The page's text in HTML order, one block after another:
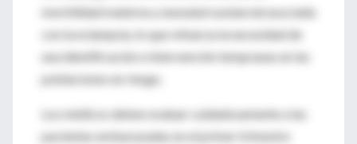
morbilidad materna y neonatal sustancial asociada
con la eclampsia, lo que refuerza la necesidad de
una identificación e intervención tempranas en las
poblaciones en riesgo.
Los médicos deben evaluar cuidadosamente a las
pacientes embarazadas en el primer trimestre